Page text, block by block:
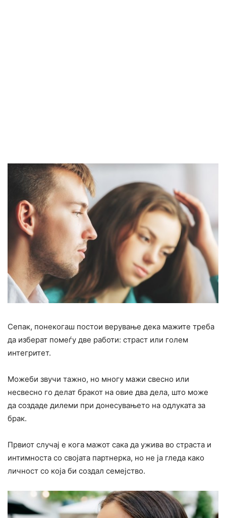
Сепак, понекогаш постои верување дека мажите треба
да изберат помеѓу две работи: страcт или голем
интегритет.
Можеби звучи тажно, но многу мажи свесно или
несвесно го делат бракот на овие два дела, што може
да создаде дилеми при донесувањето на одлуката за
брак.
Првиот случај е кога мажот сака да ужива во cтраста и
интимноста со својата партнерка, но не ја гледа како
личност со која би создал семејство.